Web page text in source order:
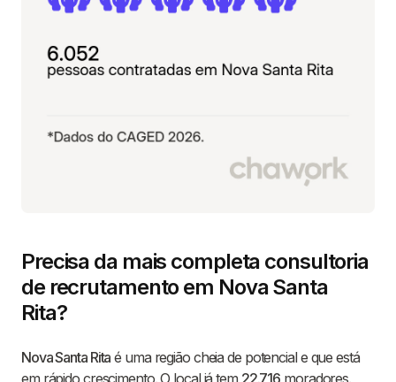
Precisa da mais completa consultoria
de recrutamento em Nova Santa
Rita?
Nova Santa Rita é uma região cheia de potencial e que está